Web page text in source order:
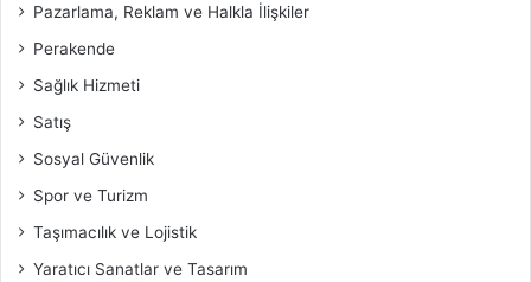
Pazarlama, Reklam ve Halkla İlişkiler
Perakende
Sağlık Hizmeti
Satış
Sosyal Güvenlik
Spor ve Turizm
Taşımacılık ve Lojistik
Yaratıcı Sanatlar ve Tasarım